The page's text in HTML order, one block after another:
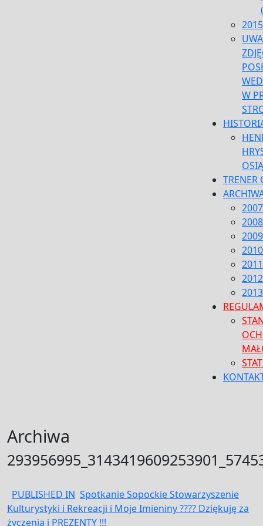
2015
W
TRENER
2007
2008
2009
2010
2011
2012
2013
Archiwa
Nawigacja
wpisu
PUBLISHED IN Spotkanie Sopockie Stowarzyszenie
Kulturystyki i Rekreacji i Moje Imieniny ???? Dziękuję za
życzenia i PREZENTY !!!